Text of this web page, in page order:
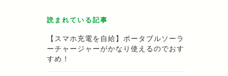
読まれている記事
【スマホ充電を自給】ポータブルソーラ
ーチャージャーがかなり使えるのでおす
すめ！